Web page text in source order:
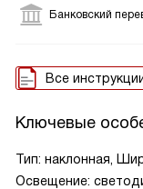
Банковский
Все
Ключевые
Тип: наклонная,
Освещение: